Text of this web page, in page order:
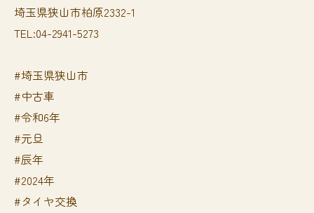
埼玉県狭山市柏原2332-1
TEL:04-2941-5273
#埼玉県狭山市
#中古車
#令和6年
#元旦
#辰年
#2024年
⁡#タイヤ交換